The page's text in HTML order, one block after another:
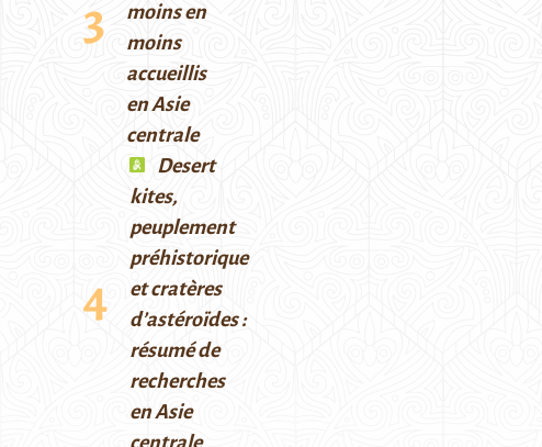
moins en
moins
accueillis
en Asie
centrale
Desert
kites,
peuplement
préhistorique
et cratères
d’astéroïdes :
résumé de
recherches
en Asie
centrale